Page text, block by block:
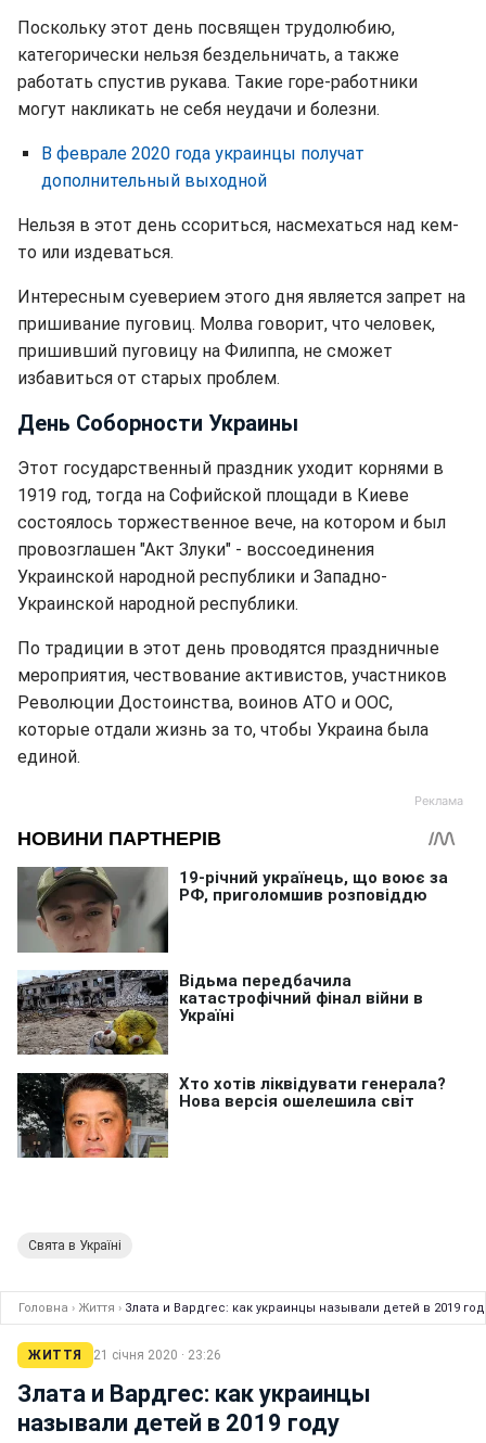
Поскольку этот день посвящен трудолюбию,
категорически нельзя бездельничать, а также
работать спустив рукава. Такие горе-работники
могут накликать не себя неудачи и болезни.
В феврале 2020 года украинцы получат
дополнительный выходной
Нельзя в этот день ссориться, насмехаться над кем-
то или издеваться.
Интересным суеверием этого дня является запрет на
пришивание пуговиц. Молва говорит, что человек,
пришивший пуговицу на Филиппа, не сможет
избавиться от старых проблем.
День Соборности Украины
Этот государственный праздник уходит корнями в
1919 год, тогда на Софийской площади в Киеве
состоялось торжественное вече, на котором и был
провозглашен "Акт Злуки" - воссоединения
Украинской народной республики и Западно-
Украинской народной республики.
По традиции в этот день проводятся праздничные
мероприятия, чествование активистов, участников
Революции Достоинства, воинов АТО и ООС,
которые отдали жизнь за то, чтобы Украина была
единой.
Свята в Україні
Головна › Життя › Злата и Вардгес: как украинцы называли детей в 2019
ЖИТТЯ 21 січня 2020 · 23:26
Злата и Вардгес: как украинцы
называли детей в 2019 году